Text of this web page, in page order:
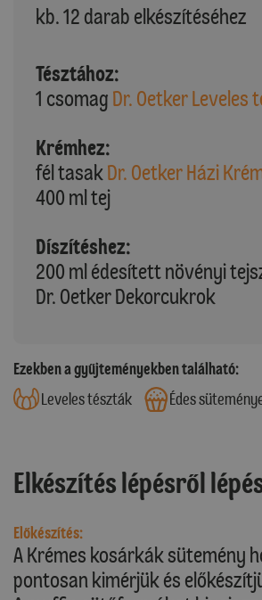
kb. 12 darab elkészítéséhez
Tésztához:
1 csomag Dr. Oetker Leveles
Krémhez:
fél tasak Dr. Oetker Házi
400 ml tej
Díszítéshez:
200 ml édesített növényi
Dr. Oetker Dekorcukrok
Ezekben a gyűjteményekben található:
Leveles tészták
Édes
Elkészítés lépésről
Előkészítés:
A Krémes kosárkák sütemény
pontosan kimérjük és